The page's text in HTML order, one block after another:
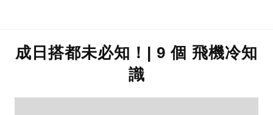
成日搭都未必知！| 9 個 飛機冷知
識